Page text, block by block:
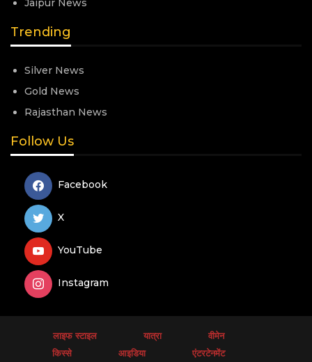
Jaipur News
Trending
Silver News
Gold News
Rajasthan News
Follow Us
Facebook
X
YouTube
Instagram
लाइफ स्टाइल यात्रा
वीमेन
किस्से
आइडिया एंटरटेनमेंट